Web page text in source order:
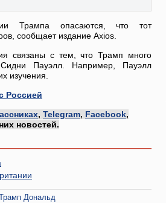
Трампа опасаются, что тот
сообщает издание Axios.
связаны с тем, что Трамп много
Пауэлл. Например, Пауэлл
изучения.
Россией
, Telegram, Facebook,
новостей.
Дональд